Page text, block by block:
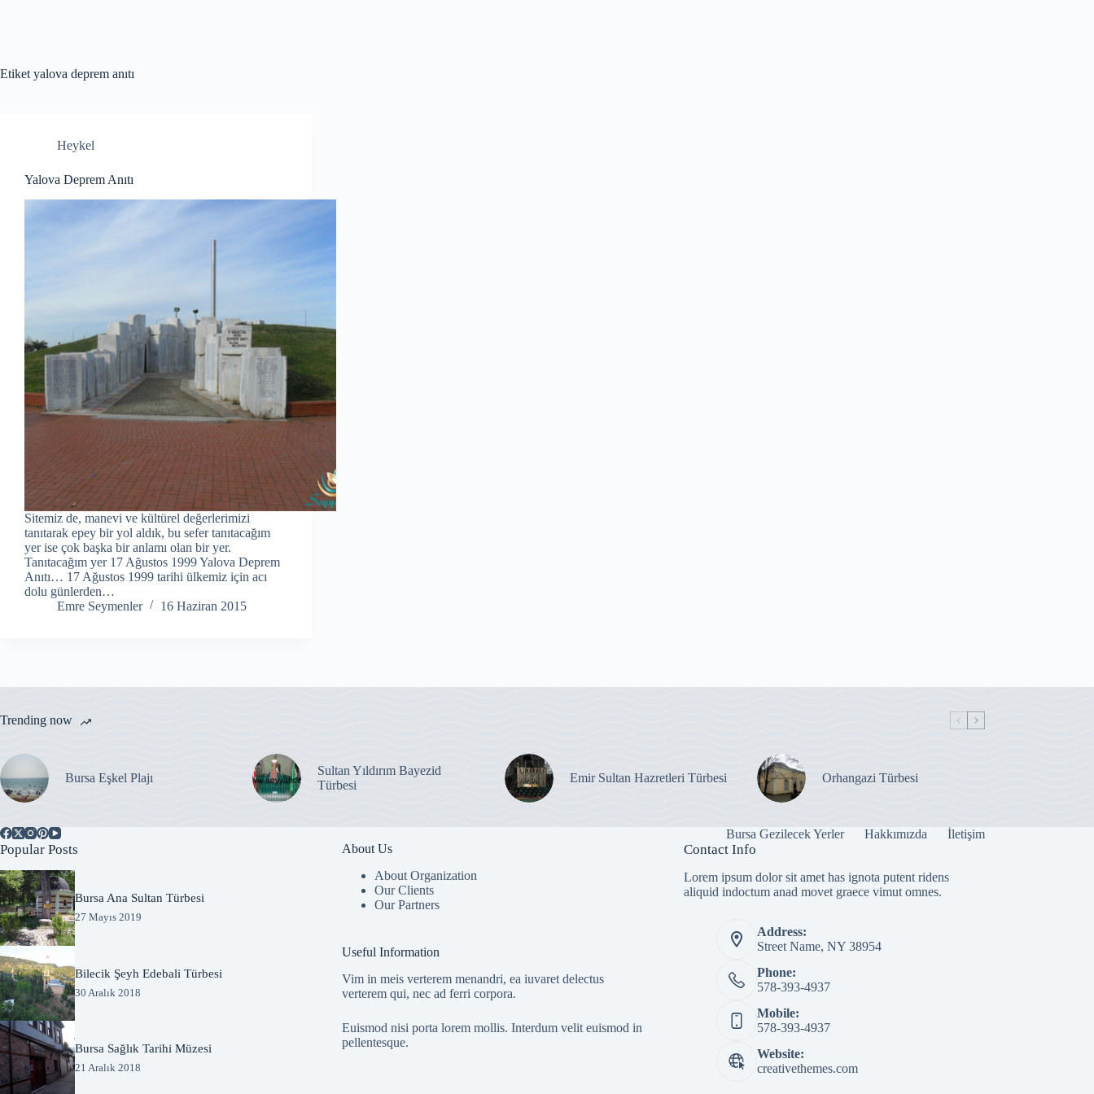
Etiket yalova deprem anıtı
Heykel
Yalova Deprem Anıtı
Sitemiz de, manevi ve kültürel değerlerimizi
tanıtarak epey bir yol aldık, bu sefer tanıtacağım
yer ise çok başka bir anlamı olan bir yer.
Tanıtacağım yer 17 Ağustos 1999 Yalova Deprem
Anıtı… 17 Ağustos 1999 tarihi ülkemiz için acı
dolu günlerden…
Emre Seymenler
16 Haziran 2015
Trending now
Bursa Eşkel Plajı
Sultan Yıldırım Bayezid
Türbesi
Emir Sultan Hazretleri Türbesi Orhangazi Türbesi
Bursa Gezilecek Yerler Hakkımızda İletişim
Popular Posts
Bursa Ana Sultan Türbesi
27 Mayıs 2019
Bilecik Şeyh Edebali Türbesi
30 Aralık 2018
Bursa Sağlık Tarihi Müzesi
21 Aralık 2018
About Us
About Organization
Our Clients
Our Partners
Useful Information
Vim in meis verterem menandri, ea iuvaret delectus
verterem qui, nec ad ferri corpora.
Euismod nisi porta lorem mollis. Interdum velit euismod in
pellentesque.
Contact Info
Lorem ipsum dolor sit amet has ignota putent ridens
aliquid indoctum anad movet graece vimut omnes.
Address:
Street Name, NY 38954
Phone:
578-393-4937
Mobile:
578-393-4937
Website:
creativethemes.com